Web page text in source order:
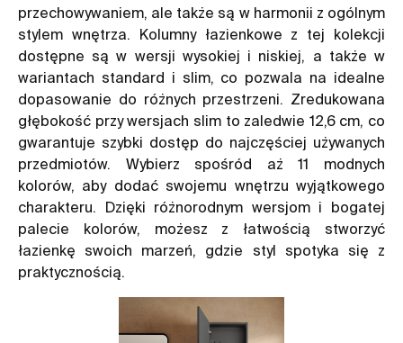
przechowywaniem, ale także są w harmonii z ogólnym
stylem wnętrza. Kolumny łazienkowe z tej kolekcji
dostępne są w wersji wysokiej i niskiej, a także w
wariantach standard i slim, co pozwala na idealne
dopasowanie do różnych przestrzeni. Zredukowana
głębokość przy wersjach slim to zaledwie 12,6 cm, co
gwarantuje szybki dostęp do najczęściej używanych
przedmiotów. Wybierz spośród aż 11 modnych
kolorów, aby dodać swojemu wnętrzu wyjątkowego
charakteru. Dzięki różnorodnym wersjom i bogatej
palecie kolorów, możesz z łatwością stworzyć
łazienkę swoich marzeń, gdzie styl spotyka się z
praktycznością.